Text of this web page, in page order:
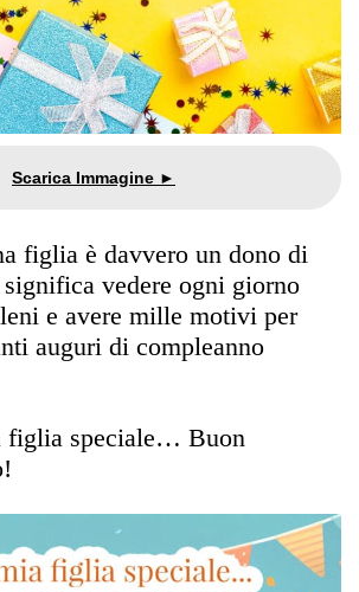
figlia è davvero un dono di
vedere ogni giorno
e avere mille motivi per
auguri di compleanno
figlia speciale… Buon